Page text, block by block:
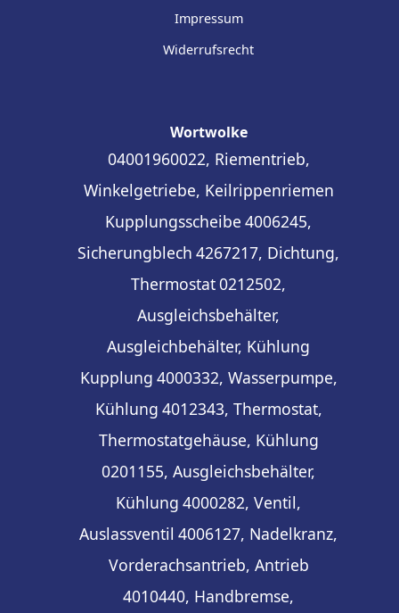
Impressum
Widerrufsrecht
Wortwolke
04001960022, Riementrieb,
Winkelgetriebe, Keilrippenriemen
Kupplungsscheibe 4006245,
Sicherungblech 4267217, Dichtung,
Thermostat0212502,
Ausgleichsbehälter,
Ausgleichbehälter, Kühlung
Kupplung 4000332, Wasserpumpe,
Kühlung 4012343, Thermostat,
Thermostatgehäuse, Kühlung
0201155, Ausgleichsbehälter,
Kühlung 4000282, Ventil,
Auslassventil 4006127, Nadelkranz,
Vorderachsantrieb, Antrieb
4010440, Handbremse,